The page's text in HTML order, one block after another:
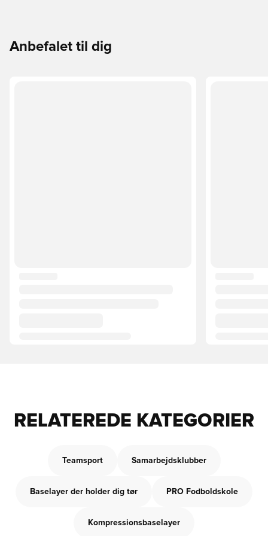
Anbefalet til dig
RELATEREDE KATEGORIER
Teamsport Samarbejdsklubber
Baselayer der holder dig tør PRO Fodboldskole
Kompressionsbaselayer